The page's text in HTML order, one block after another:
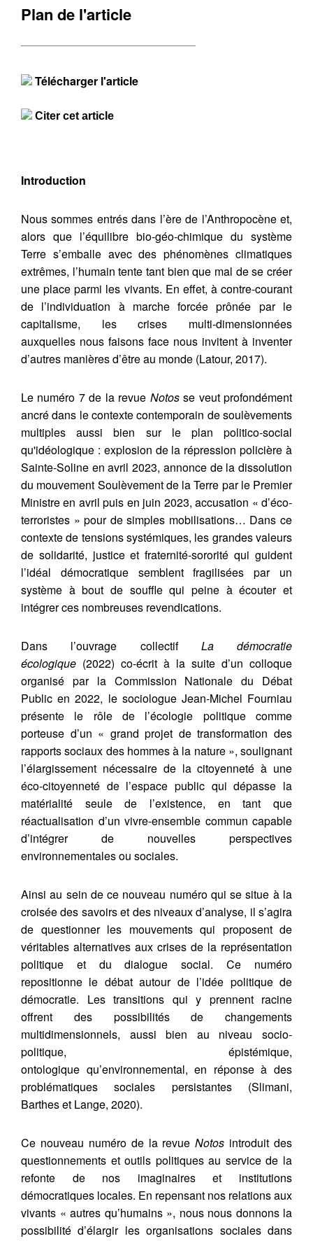
Plan de l'article
Télécharger l'article
Citer cet article
Introduction
Nous sommes entrés dans l’ère de l’Anthropocène et,
alors que l’équilibre bio-géo-chimique du système
Terre s’emballe avec des phénomènes climatiques
extrêmes, l’humain tente tant bien que mal de se créer
une place parmi les vivants. En effet, à contre-courant
de l’individuation à marche forcée prônée par le
capitalisme, les crises multi-dimensionnées
auxquelles nous faisons face nous invitent à inventer
d’autres manières d’être au monde (Latour, 2017).
Le numéro 7 de la revue Notosse veut profondément
ancré dans le contexte contemporain de soulèvements
multiples aussi bien sur le plan politico-social
qu'idéologique : explosion de la répression policière à
Sainte-Soline en avril 2023, annonce de la dissolution
du mouvement Soulèvement de la Terre par le Premier
Ministre en avril puis en juin 2023, accusation « d’éco-
terroristes » pour de simples mobilisations… Dans ce
contexte de tensions systémiques, les grandes valeurs
de solidarité, justice et fraternité-sororité qui guident
l’idéal démocratique semblent fragilisées par un
système à bout de souffle qui peine à écouter et
intégrer ces nombreuses revendications.
Dans l’ouvrage collectif La démocratie
écologique (2022) co-écrit à la suite d’un colloque
organisé par la Commission Nationale du Débat
Public en 2022, le sociologue Jean-Michel Fourniau
présente le rôle de l’écologie politique comme
porteuse d’un « grand projet de transformation des
rapports sociaux des hommes à la nature », soulignant
l’élargissement nécessaire de la citoyenneté à une
éco-citoyenneté de l’espace public qui dépasse la
matérialité seule de l’existence, en tant que
réactualisation d’un vivre-ensemble commun capable
d’intégrer de nouvelles perspectives
environnementales ou sociales.
Ainsi au sein de ce nouveau numéro qui se situe à la
croisée des savoirs et des niveaux d’analyse, il s’agira
de questionner les mouvements qui proposent de
véritables alternatives aux crises de la représentation
politique et du dialogue social. Ce numéro
repositionne le débat autour de l’idée politique de
démocratie. Les transitions qui y prennent racine
offrent des possibilités de changements
multidimensionnels, aussi bien au niveau socio-
politique, épistémique,
ontologique qu’environnemental, en réponse à des
problématiques sociales persistantes (Slimani,
Barthes et Lange, 2020).
Ce nouveau numéro de la revueNotos introduit des
questionnements et outils politiques au service de la
refonte de nos imaginaires et institutions
démocratiques locales. En repensant nos relations aux
vivants « autres qu’humains », nous nous donnons la
possibilité d’élargir les organisations sociales dans